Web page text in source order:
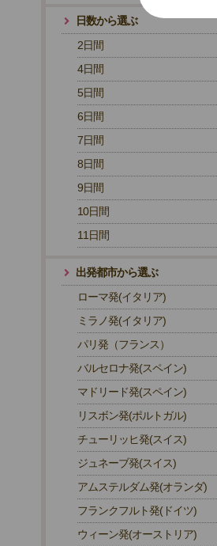
日数から選ぶ
2日間
4日間
5日間
6日間
7日間
8日間
9日間
10日間
11日間
出発都市から選ぶ
ローマ発(イタリア)
ミラノ発(イタリア)
パリ発（フランス）
バルセロナ発(スペイン)
マドリード発(スペイン)
リスボン発(ポルトガル)
チューリッヒ発(スイス)
ジュネーブ発(スイス)
アムステルダム発(オランダ)
フランクフルト発(ドイツ)
ウィーン発(オーストリア)